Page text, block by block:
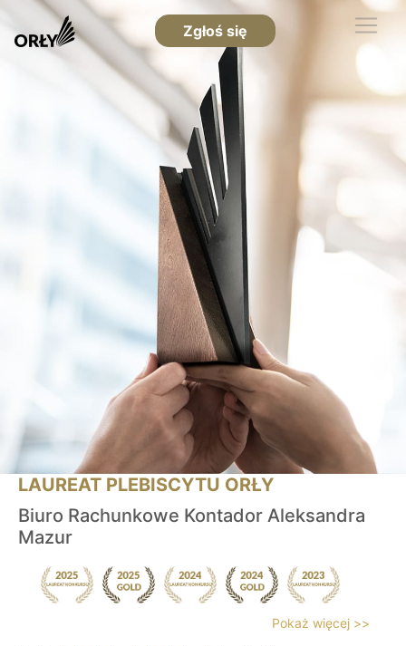
Zgłoś się
LAUREAT PLEBISCYTU ORŁY
Biuro Rachunkowe Kontador Aleksandra
Mazur
Pokaż więcej >>